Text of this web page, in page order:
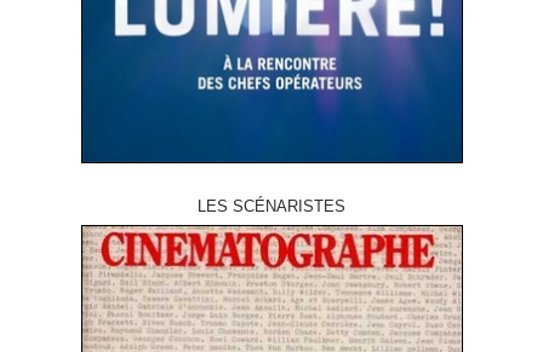
LES SCÉNARISTES